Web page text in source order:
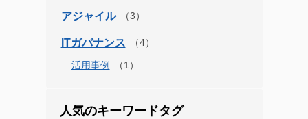
アジャイル
ITガバナンス
活用事例
人気のキーワードタグ